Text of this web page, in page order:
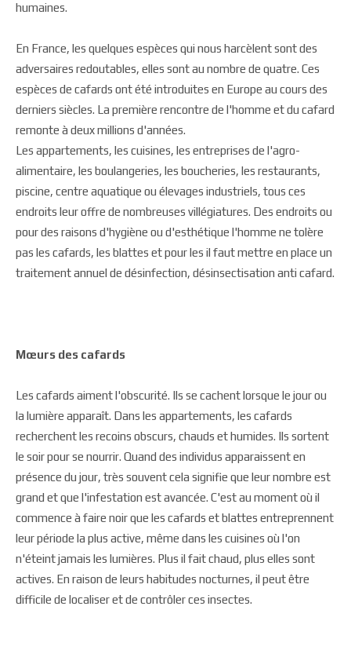
humaines.
En France, les quelques espèces qui nous harcèlent sont des
adversaires redoutables, elles sont au nombre de quatre. Ces
espèces de cafards ont été introduites en Europe au cours des
derniers siècles. La première rencontre de l'homme et du cafard
remonte à deux millions d'années.
Les appartements, les cuisines, les entreprises de l'agro-
alimentaire, les boulangeries, les boucheries, les restaurants,
piscine, centre aquatique ou élevages industriels, tous ces
endroits leur offre de nombreuses villégiatures. Des endroits ou
pour des raisons d'hygiène ou d'esthétique l'homme ne tolère
pas les cafards, les blattes et pour les il faut mettre en place un
traitement annuel de désinfection, désinsectisation anti cafard.
Mœurs des cafards
Les cafards aiment l'obscurité. Ils se cachent lorsque le jour ou
la lumière apparaît. Dans les appartements, les cafards
recherchent les recoins obscurs, chauds et humides. Ils sortent
le soir pour se nourrir. Quand des individus apparaissent en
présence du jour, très souvent cela signifie que leur nombre est
grand et que l'infestation est avancée. C'est au moment où il
commence à faire noir que les cafards et blattes entreprennent
leur période la plus active, même dans les cuisines où l'on
n'éteint jamais les lumières. Plus il fait chaud, plus elles sont
actives. En raison de leurs habitudes nocturnes, il peut être
difficile de localiser et de contrôler ces insectes.